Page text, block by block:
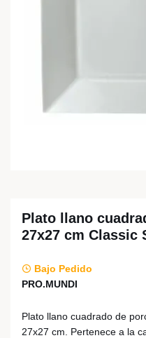
Plato llano
27x27 cm Classic
Bajo Pedido
PRO.MUNDI
Plato llano cuadrado de
27x27 cm. Pertenece a la